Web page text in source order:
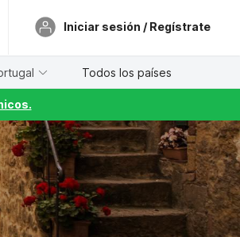
Iniciar sesión / Regístrate
Todos los países